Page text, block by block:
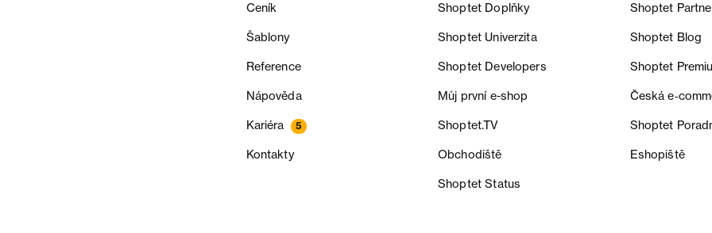
Ceník
Šablony
Reference
Nápověda
Kariéra 5
Kontakty
Shoptet Doplňky Shoptet
Shoptet Univerzita Shoptet Blog
Shoptet Developers Shoptet
Můj první e-shop Česká
Shoptet.TV Shoptet
Obchodiště Eshopiště
Shoptet Status